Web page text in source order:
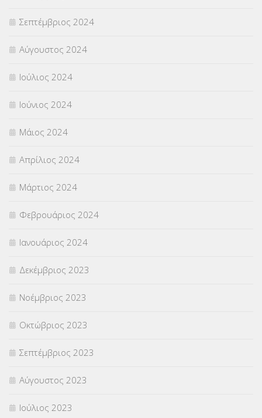
Σεπτέμβριος 2024
Αύγουστος 2024
Ιούλιος 2024
Ιούνιος 2024
Μάιος 2024
Απρίλιος 2024
Μάρτιος 2024
Φεβρουάριος 2024
Ιανουάριος 2024
Δεκέμβριος 2023
Νοέμβριος 2023
Οκτώβριος 2023
Σεπτέμβριος 2023
Αύγουστος 2023
Ιούλιος 2023